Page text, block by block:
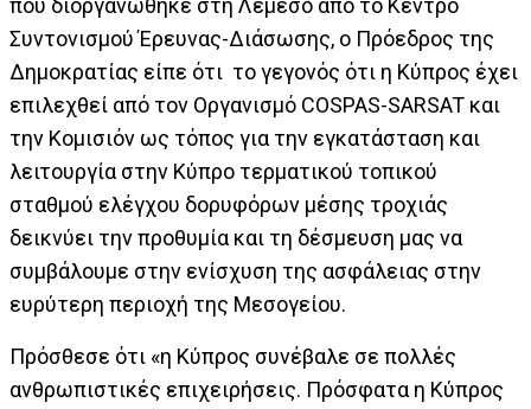
που διοργανώθηκε στη Λεμεσό από το Κέντρο
Συντονισμού Έρευνας-Διάσωσης, ο Πρόεδρος της
Δημοκρατίας είπε ότι το γεγονός ότι η Κύπρος έχει
επιλεχθεί από τον Οργανισμό COSPAS-SARSAT και
την Κομισιόν ως τόπος για την εγκατάσταση και
λειτουργία στην Κύπρο τερματικού τοπικού
σταθμού ελέγχου δορυφόρων μέσης τροχιάς
δεικνύει την προθυμία και τη δέσμευση μας να
συμβάλουμε στην ενίσχυση της ασφάλειας στην
ευρύτερη περιοχή της Μεσογείου.
Πρόσθεσε ότι «η Κύπρος συνέβαλε σε πολλές
ανθρωπιστικές επιχειρήσεις. Πρόσφατα η Κύπρος